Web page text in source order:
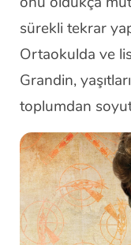
sürekli tekrar
Ortaokulda ve
Grandin,
toplumdan